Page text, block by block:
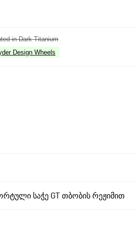
in Dark Titanium
Design Wheels
საჭე GT თბობის რეჟიმით